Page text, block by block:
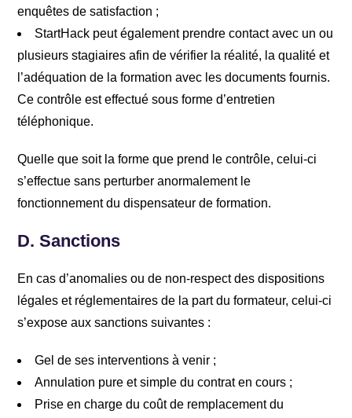
enquêtes de satisfaction ;
StartHack peut également prendre contact avec un ou
plusieurs stagiaires afin de vérifier la réalité, la qualité et
l’adéquation de la formation avec les documents fournis.
Ce contrôle est effectué sous forme d’entretien
téléphonique.
Quelle que soit la forme que prend le contrôle, celui-ci
s’effectue sans perturber anormalement le
fonctionnement du dispensateur de formation.
D. Sanctions
En cas d’anomalies ou de non-respect des dispositions
légales et réglementaires de la part du formateur, celui-ci
s’expose aux sanctions suivantes :
Gel de ses interventions à venir ;
Annulation pure et simple du contrat en cours ;
Prise en charge du coût de remplacement du